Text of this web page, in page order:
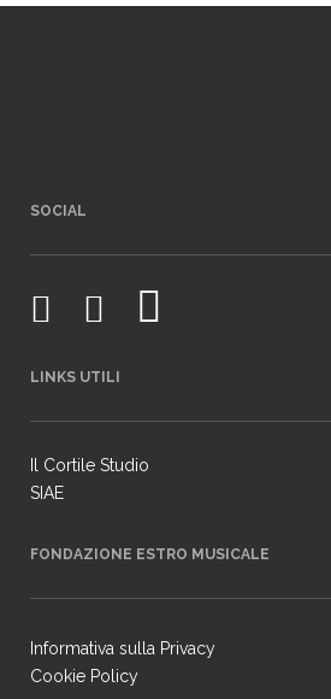
SOCIAL
LINKS UTILI
Il Cortile Studio
SIAE
FONDAZIONE ESTRO MUSICALE
Informativa sulla Privacy
Cookie Policy